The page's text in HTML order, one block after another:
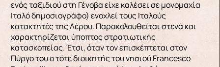
ενός ταξιδιού στη Γένοβα είχε καλέσει σε μονομαχία
Ιταλό δημοσιογράφο) ενοχλεί τους Ιταλούς
κατακτητές της Λέρου. Παρακολουθείται στενά και
χαρακτηρίζεται ύποπτος στρατιωτικής
κατασκοπείας. Έτσι, όταν τον επισκέπτεται στον
Πύργο του ο τότε διοικητής του νησιού Francesco